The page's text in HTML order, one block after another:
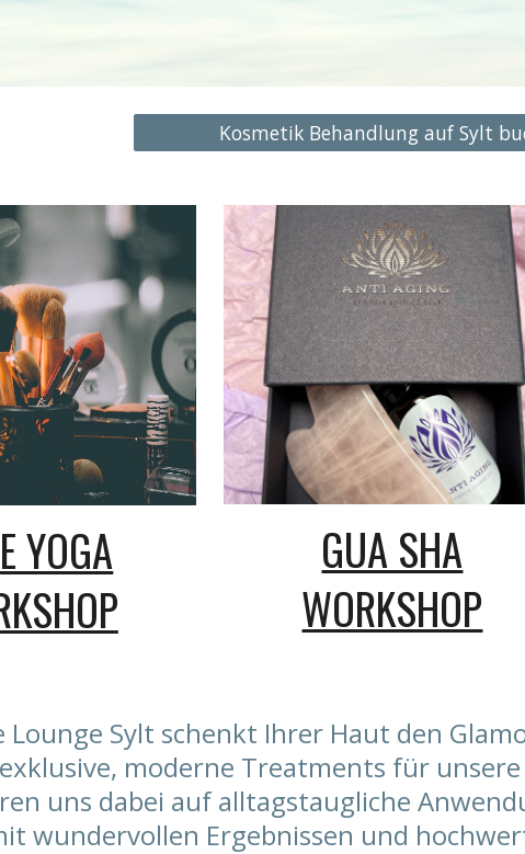
Kosmetik Behandlung auf Sylt
YOGA
GUA SHA
WORKSHOP
Lounge Sylt schenkt Ihrer Haut den
moderne Treatments für
uns dabei auf alltagstaugliche
wundervollen Ergebnissen und